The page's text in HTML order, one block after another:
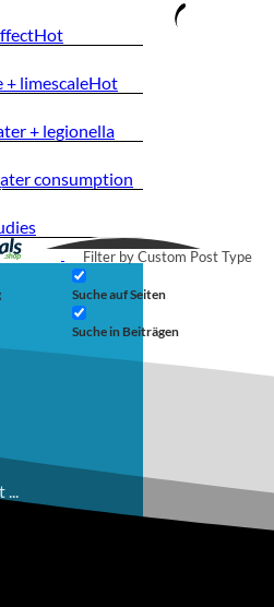
Filter by Custom Post Type
Suche auf Seiten
Suche in Beiträgen
+ limescale
+ legionella
consumption